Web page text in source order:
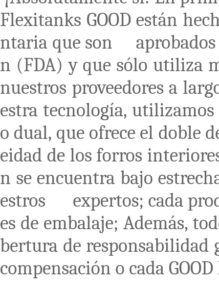
Flexitanks GOOD están
ntaria que son aprobados
n (FDA) y que sólo utiliza
nuestros proveedores a
estra tecnología,
o dual, que ofrece el
eidad de los forros
n se encuentra bajo
estros expertos; cada
es de embalaje; Además,
bertura de responsabilidad
compensación o cada